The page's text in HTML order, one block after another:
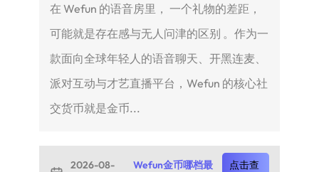
在 Wefun 的语音房里， 一个礼物的差距，
可能就是存在感与无人问津的区别 。作为一
款面向全球年轻人的语音聊天、开黑连麦、
派对互动与才艺直播平台，Wefun 的核心社
交货币就是金币...
2026-08-
Wefun金币哪档最
点击查